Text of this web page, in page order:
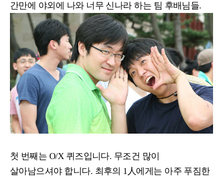
간만에 야외에 나와 너무 신나라 하는 팀 후배님들.
첫 번째는 O/X 퀴즈입니다. 무조건 많이
살아남으셔야 합니다. 최후의 1人에게는 아주 푸짐한